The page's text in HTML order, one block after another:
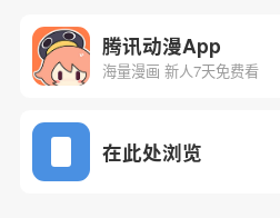
腾讯动漫App
海量漫画 新人7天免费看
在此处浏览